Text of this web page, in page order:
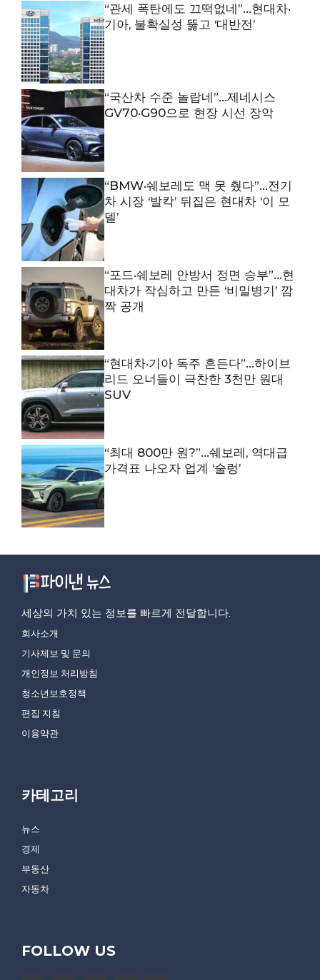
“관세 폭탄에도 끄떡없네”…현대차·
기아, 불확실성 뚫고 ‘대반전’
“국산차 수준 놀랍네”…제네시스
GV70·G90으로 현장 시선 장악
“BMW·쉐보레도 맥 못 췄다”…전기
차 시장 ‘발칵’ 뒤집은 현대차 ‘이 모
델’
“포드·쉐보레 안방서 정면 승부”…현
대차가 작심하고 만든 ‘비밀병기’ 깜
짝 공개
“현대차·기아 독주 흔든다”…하이브
리드 오너들이 극찬한 3천만 원대
SUV
“최대 800만 원?”…쉐보레, 역대급
가격표 나오자 업계 ‘술렁’
세상의 가치 있는 정보를 빠르게 전달합니다.
회사소개
기사제보 및 문의
개인정보 처리방침
청소년보호정책
편집 지침
이용약관
카테고리
뉴스
경제
부동산
자동차
FOLLOW US